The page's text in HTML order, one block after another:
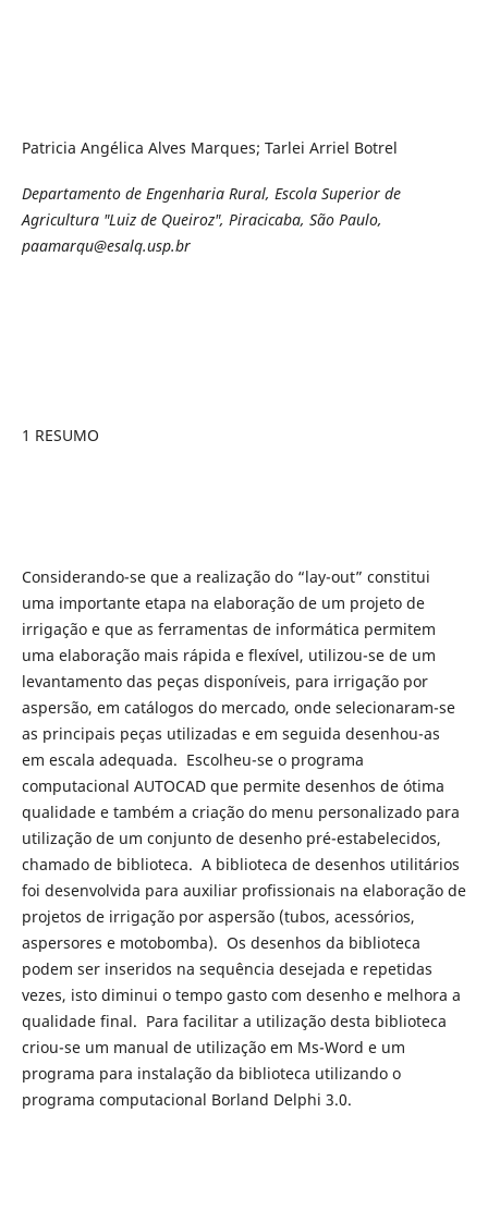
Patricia Angélica Alves Marques; Tarlei Arriel Botrel
Departamento de Engenharia Rural, Escola Superior de
Agricultura "Luiz de Queiroz", Piracicaba, São Paulo,
paamarqu@esalq.usp.br
1 RESUMO
Considerando-se que a realização do “lay-out” constitui
uma importante etapa na elaboração de um projeto de
irrigação e que as ferramentas de informática permitem
uma elaboração mais rápida e flexível, utilizou-se de um
levantamento das peças disponíveis, para irrigação por
aspersão, em catálogos do mercado, onde selecionaram-se
as principais peças utilizadas e em seguida desenhou-as
em escala adequada. Escolheu-se o programa
computacional AUTOCAD que permite desenhos de ótima
qualidade e também a criação do menu personalizado para
utilização de um conjunto de desenho pré-estabelecidos,
chamado de biblioteca. A biblioteca de desenhos utilitários
foi desenvolvida para auxiliar profissionais na elaboração de
projetos de irrigação por aspersão (tubos, acessórios,
aspersores e motobomba). Os desenhos da biblioteca
podem ser inseridos na sequência desejada e repetidas
vezes, isto diminui o tempo gasto com desenho e melhora a
qualidade final. Para facilitar a utilização desta biblioteca
criou-se um manual de utilização em Ms-Word e um
programa para instalação da biblioteca utilizando o
programa computacional Borland Delphi 3.0.